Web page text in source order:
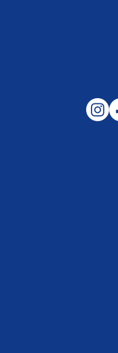
Gemeinsam